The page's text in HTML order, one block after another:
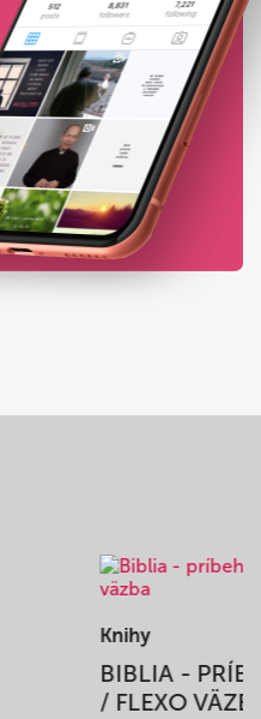
Knihy
BIBLIA -
/ FLEXO